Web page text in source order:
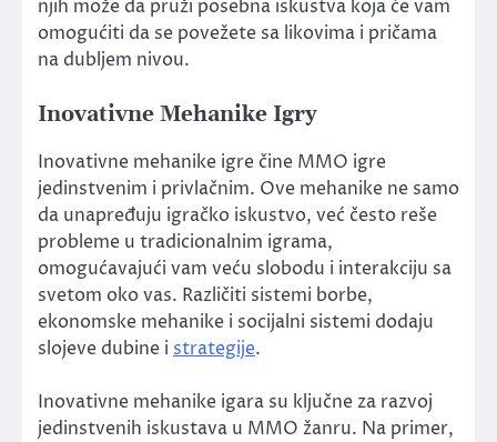
njih može da pruži posebna iskustva koja će vam
omogućiti da se povežete sa likovima i pričama
na dubljem nivou.
Inovativne Mehanike Igry
Inovativne mehanike igre čine MMO igre
jedinstvenim i privlačnim. Ove mehanike ne samo
da unapređuju igračko iskustvo, već često reše
probleme u tradicionalnim igrama,
omogućavajući vam veću slobodu i interakciju sa
svetom oko vas. Različiti sistemi borbe,
ekonomske mehanike i socijalni sistemi dodaju
slojeve dubine i strategije.
Inovativne mehanike igara su ključne za razvoj
jedinstvenih iskustava u MMO žanru. Na primer,